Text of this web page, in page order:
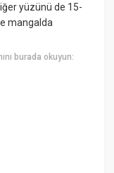
yüzünü de 15-
mangalda
burada okuyun: